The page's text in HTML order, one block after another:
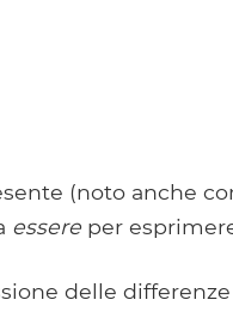
(noto anche
essere per
delle